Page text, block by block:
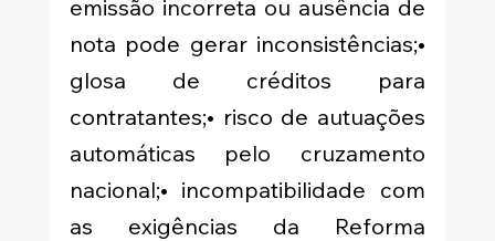
emissão incorreta ou ausência de
nota pode gerar inconsistências;•
glosa de créditos para
contratantes;• risco de autuações
automáticas pelo cruzamento
nacional;• incompatibilidade com
as exigências da Reforma